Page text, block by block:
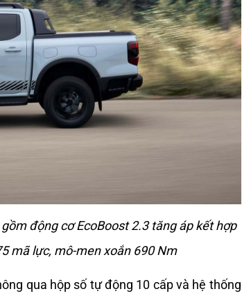
động cơ EcoBoost 2.3 tăng áp kết hợp
mã lực, mô-men xoắn 690 Nm
qua hộp số tự động 10 cấp và hệ thống